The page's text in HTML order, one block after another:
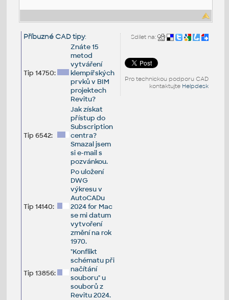
Sdílet na:
Pro technickou podporu CAD
kontaktujte Helpdesk
Příbuzné CAD tipy:
Tip 14750:
Znáte 15
metod
vytváření
klempířských
prvků v BIM
projektech
Revitu?
Tip 6542:
Jak získat
přístup do
Subscription
centra?
Smazal jsem
si e-mail s
pozvánkou.
Tip 14140:
Po uložení
DWG
výkresu v
AutoCADu
2024 for Mac
se mi datum
vytvoření
změní na rok
1970.
Tip 13856:
"Konflikt
schématu při
načítání
souboru" u
souborů z
Revitu 2024.